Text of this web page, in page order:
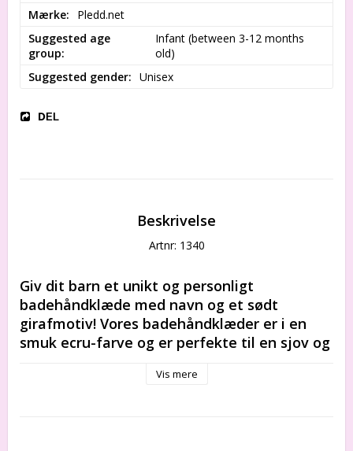
Mærke
Pledd.net
Suggested age
group
Infant (between 3-12 months
old)
Suggested gender
Unisex
DEL
Beskrivelse
Artnr: 1340
Giv dit barn et unikt og personligt
badehåndklæde med navn og et sødt
girafmotiv! Vores badehåndklæder er i en
smuk ecru-farve og er perfekte til en sjov og
det endnu sjovere for børnene at bade!
Vis mere